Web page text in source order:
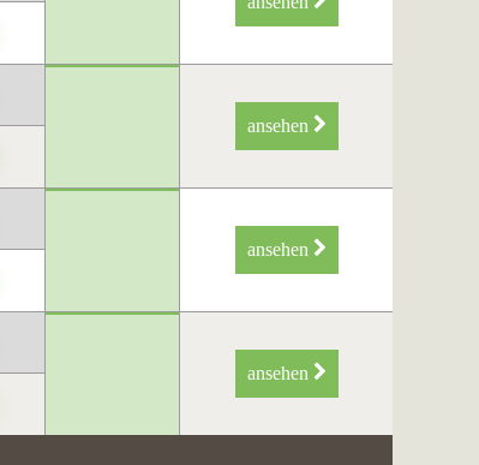
ansehen
ansehen
ansehen